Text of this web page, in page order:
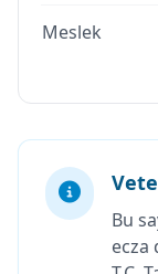
Meslek
Bu
ecza